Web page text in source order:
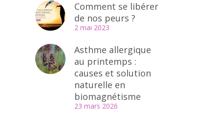
Comment se libérer
de nos peurs ?
2 mai 2023
Asthme allergique
au printemps :
causes et solution
naturelle en
biomagnétisme
23 mars 2026